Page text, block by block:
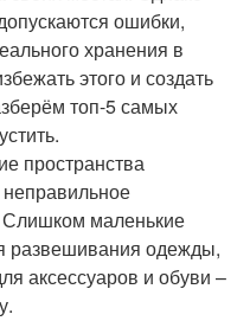
ошибки,
хранения в
этого и создать
топ-5 самых
пространства
Слишком маленькие
развешивания одежды,
аксессуаров и обуви –